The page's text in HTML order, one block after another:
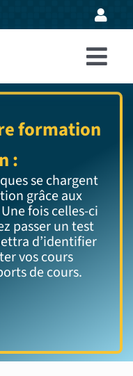
propos
formation
:
se chargent
grâce aux
Une fois celles-ci
passer un test
d’identifier
vos cours
de cours.